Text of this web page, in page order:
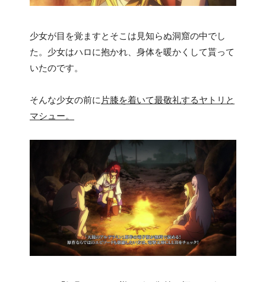
少女が目を覚ますとそこは見知らぬ洞窟の中でし
た。少女はハロに抱かれ、身体を暖かくして貰って
いたのです。
そんな少女の前に 片膝を着いて最敬礼するヤトリと
マシュー。